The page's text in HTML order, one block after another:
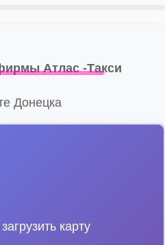
Атлас -Такси
Донецка
карту